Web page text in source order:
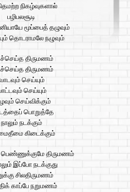
நிகழ்வுகளால்
பழிபலசூடி
மூப்பைத் தழுவும்
தொடராமலே நழுவும்
திருமணம்
திருமணம்
செய்யும்
செய்யும்
செய்விக்கும்
பொறுத்தே
நாலும் நடக்கும்
கிடைக்கும்
திருமணம்
இப்போ நடக்குது
சிலதிருமணம்
காப்பே நறுமணம்